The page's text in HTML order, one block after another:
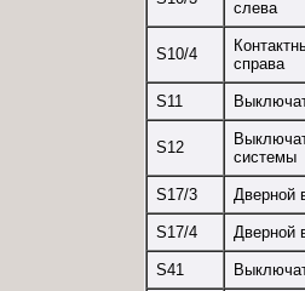
слева
S10/4
справа
S11
S12
системы
S17/3 Дверной
S17/4 Дверной
S41